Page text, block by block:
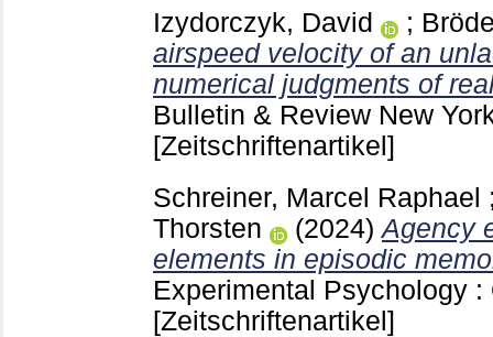
Izydorczyk, David ;
airspeed velocity of an
numerical judgments of
Bulletin & Review New
[Zeitschriftenartikel]
Schreiner, Marcel Raphael
Thorsten
(2024)Agency
elements in episodic
Experimental Psychology
[Zeitschriftenartikel]